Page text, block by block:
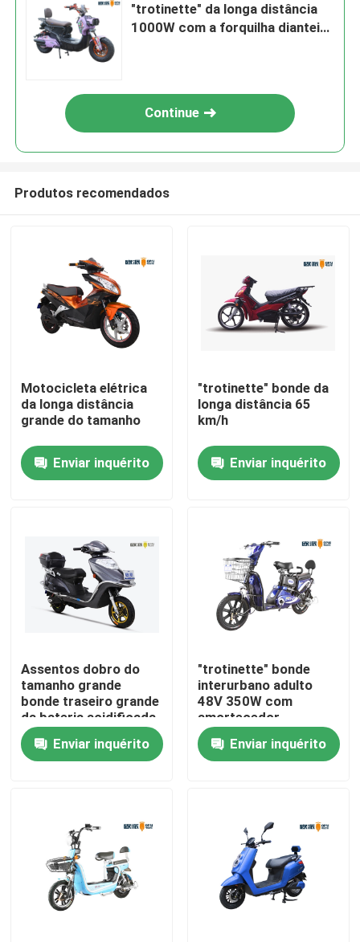
Casa
Contatos
"trotinette" estado abatido elétrico
"trotinette" de motor elétrico
"trotinette" do equilíbrio elétrico
"trotinette" elétrico do pedal
"trotinette" da longa distância
1000W com a forquilha dianteira
Continue
Produtos recomendados
Motocicleta elétrica
da longa distância
grande do tamanho
Enviar inquérito
"trotinette" bonde da
longa distância 65
km/h
Enviar inquérito
Assentos dobro do
tamanho grande
bonde traseiro grande
da bateria acidificada
ao chumbo 100km do
"trotinette" 72V45AH
da longa distância da
Enviar inquérito
"trotinette" bonde
interurbano adulto
48V 350W com
amortecedor
Enviar inquérito